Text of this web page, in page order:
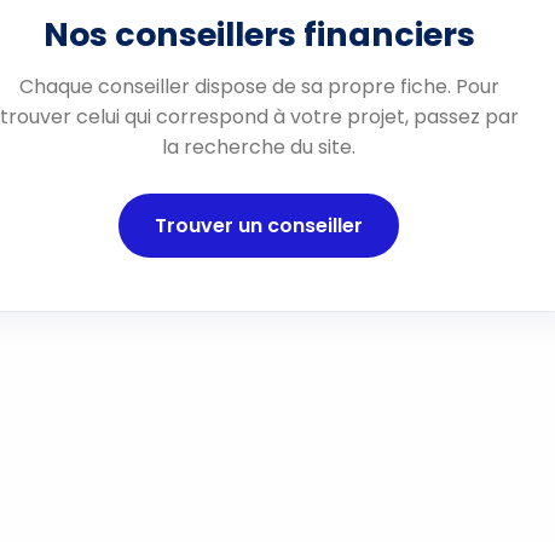
Nos conseillers financiers
Chaque conseiller dispose de sa propre fiche. Pour
trouver celui qui correspond à votre projet, passez par
la recherche du site.
Trouver un conseiller